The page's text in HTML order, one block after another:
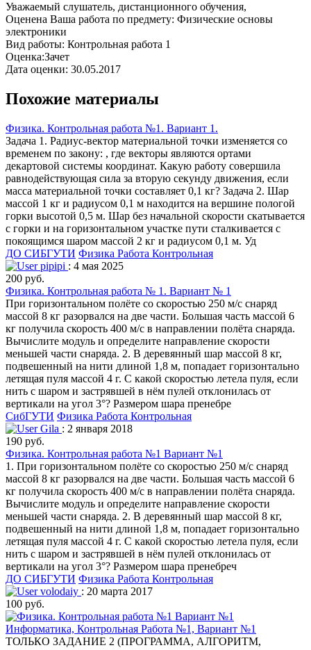
Уважаемый слушатель, дистанционного обучения,
Оценена Ваша работа по предмету: Физические основы
электроники
Вид работы: Контрольная работа 1
Оценка:Зачет
Дата оценки: 30.05.2017
Похожие материалы
Физика. Контрольная работа №1. Вариант 1.
Задача 1. Радиус-вектор материальной точки изменяется со
временем по закону: , где векторы являются ортами
декартовой системы координат. Какую работу совершила
равнодействующая сила за вторую секунду движения, если
масса материальной точки составляет 0,1 кг? Задача 2. Шар
массой 1 кг и радиусом 0,1 м находится на вершине пологой
горки высотой 0,5 м. Шар без начальной скорости скатывается
с горки и на горизонтальном участке пути сталкивается с
покоящимся шаром массой 2 кг и радиусом 0,1 м. Уд
ДО СИБГУТИ Физика Работа Контрольная
pipipi : 4 мая 2025
200 руб.
Физика. Контрольная работа № 1. Вариант № 1
При горизонтальном полёте со скоростью 250 м/с снаряд
массой 8 кг разорвался на две части. Большая часть массой 6
кг получила скорость 400 м/с в направлении полёта снаряда.
Вычислите модуль и определите направление скорости
меньшей части снаряда. 2. В деревянный шар массой 8 кг,
подвешенный на нити длиной 1,8 м, попадает горизонтально
летящая пуля массой 4 г. С какой скоростью летела пуля, если
нить с шаром и застрявшей в нём пулей отклонилась от
вертикали на угол 3°? Размером шара пренебре
СибГУТИ Физика Работа Контрольная
Gila : 2 января 2018
190 руб.
Физика. Контрольная работа №1 Вариант №1
1. При горизонтальном полёте со скоростью 250 м/с снаряд
массой 8 кг разорвался на две части. Большая часть массой 6
кг получила скорость 400 м/с в направлении полёта снаряда.
Вычислите модуль и определите направление скорости
меньшей части снаряда. 2. В деревянный шар массой 8 кг,
подвешенный на нити длиной 1,8 м, попадает горизонтально
летящая пуля массой 4 г. С какой скоростью летела пуля, если
нить с шаром и застрявшей в нём пулей отклонилась от
вертикали на угол 3°? Размером шара пренебреч
ДО СИБГУТИ Физика Работа Контрольная
volodaiy : 20 марта 2017
100 руб.
Информатика, Контрольная Работа №1, Вариант №1
ТОЛЬКО ЗАДАНИЕ 2 (ПРОГРАММА, АЛГОРИТМ,